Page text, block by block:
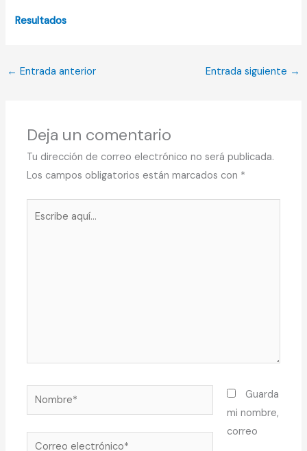
Resultados
← Entrada anterior Entrada siguiente →
Deja un comentario
Tu dirección de correo electrónico no será publicada.
Los campos obligatorios están marcados con *
Nombre*
Correo
Guarda
mi nombre,
correo